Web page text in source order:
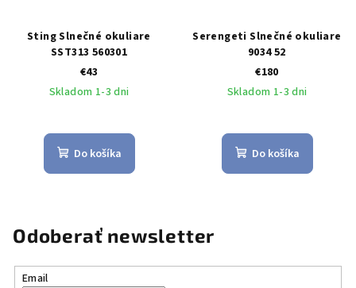
Sting Slnečné okuliare
SST313 560301
€43
Skladom 1-3 dni
Do košíka
Serengeti Slnečné okuliare
9034 52
€180
Skladom 1-3 dni
Do košíka
Odoberať newsletter
Email